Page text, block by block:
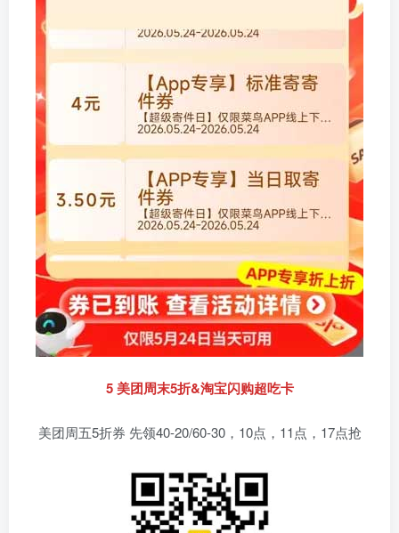
5 美团周末5折&淘宝闪购超吃卡
美团周五5折券 先领40-20/60-30，10点，11点，17点抢